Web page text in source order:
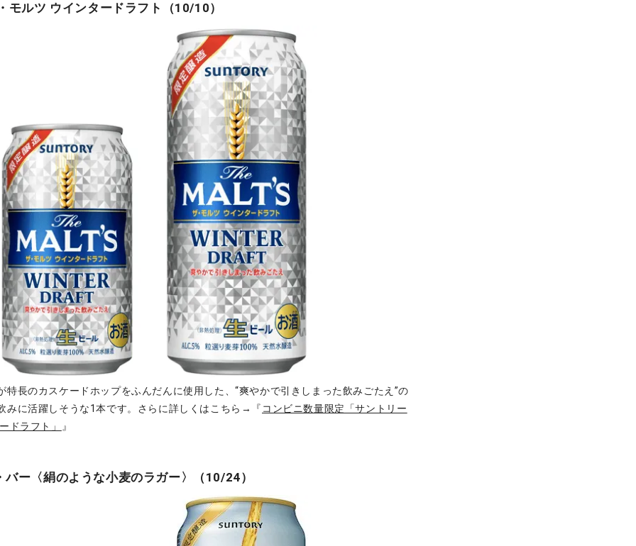
モルツ ウインタードラフト（10/10）
特長のカスケードホップをふんだんに使用した、“爽やかで引きしまった飲みごたえ”の
みに活躍しそうな1本です。さらに詳しくはこちら→『 コンビニ数量限定「サントリー
ドラフト」
』
バー〈絹のような小麦のラガー〉（10/24）